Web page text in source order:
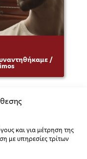
και για μέτρηση της
με υπηρεσίες τρίτων
/